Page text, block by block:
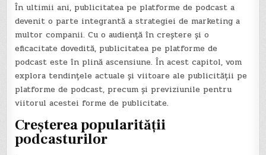
În ultimii ani, publicitatea pe platforme de podcast a
devenit o parte integrantă a strategiei de marketing a
multor companii. Cu o audiență în creștere și o
eficacitate dovedită, publicitatea pe platforme de
podcast este în plină ascensiune. În acest capitol, vom
explora tendințele actuale și viitoare ale publicității pe
platforme de podcast, precum și previziunile pentru
viitorul acestei forme de publicitate.
Creșterea popularității
podcasturilor